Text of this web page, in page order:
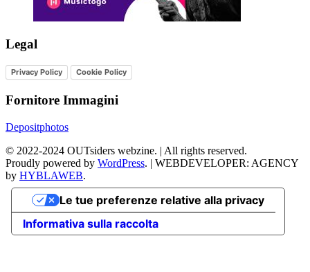
Legal
Privacy Policy Cookie Policy
Fornitore Immagini
Depositphotos
© 2022-2024 OUTsiders webzine. | All rights reserved.
Proudly powered by WordPress. | WEBDEVELOPER: AGENCY
by HYBLAWEB.
Informativa sulla raccolta
Le tue preferenze relative alla privacy